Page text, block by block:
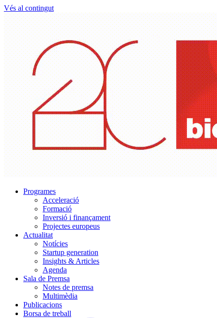
Vés al contingut
Programes
Acceleració
Formació
Inversió i finançament
Projectes europeus
Actualitat
Notícies
Startup generation
Insights & Articles
Agenda
Sala de Premsa
Notes de premsa
Multimèdia
Publicacions
Borsa de treball